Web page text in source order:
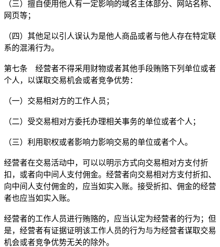
（三）擅自使用他人有一定影响的域名主体部分、网站名称、
网页等；
（四）其他足以引人误认为是他人商品或者与他人存在特定联
系的混淆行为。
第七条 经营者不得采用财物或者其他手段贿赂下列单位或者
个人，以谋取交易机会或者竞争优势：
（一）交易相对方的工作人员；
（二）受交易相对方委托办理相关事务的单位或者个人；
（三）利用职权或者影响力影响交易的单位或者个人。
经营者在交易活动中，可以以明示方式向交易相对方支付折
扣，或者向中间人支付佣金。经营者向交易相对方支付折扣、
向中间人支付佣金的，应当如实入账。接受折扣、佣金的经营
者也应当如实入账。
经营者的工作人员进行贿赂的，应当认定为经营者的行为；但
是，经营者有证据证明该工作人员的行为与为经营者谋取交易
机会或者竞争优势无关的除外。